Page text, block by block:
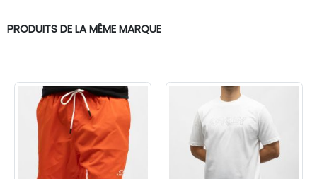
PRODUITS DE LA MÊME MARQUE